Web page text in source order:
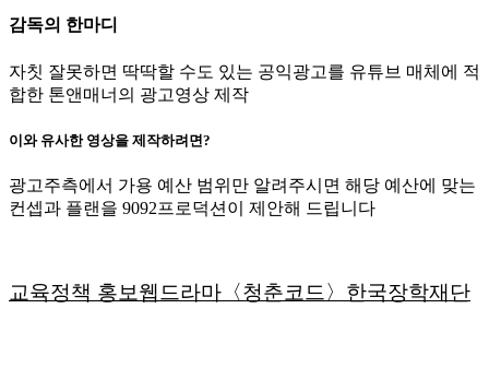
감독의 한마디
자칫 잘못하면 딱딱할 수도 있는 공익광고를 유튜브 매체에 적
합한 톤앤매너의 광고영상 제작
이와 유사한 영상을 제작하려면?
광고주측에서 가용 예산 범위만 알려주시면 해당 예산에 맞는
컨셉과 플랜을 9092프로덕션이 제안해 드립니다
교육정책 홍보웹드라마〈청춘코드〉한국장학재단